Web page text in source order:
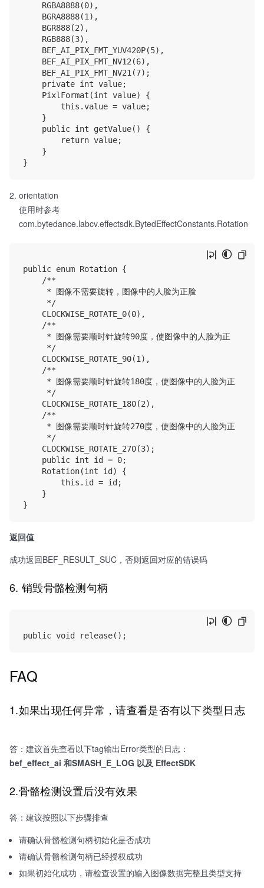
    RGBA8888(0),
    BGRA8888(1),
    BGR888(2),
    RGB888(3),
    BEF_AI_PIX_FMT_YUV420P(5),
    BEF_AI_PIX_FMT_NV12(6),
    BEF_AI_PIX_FMT_NV21(7);
    private int value;
    PixlFormat(int value) {
        this.value = value;
    }
    public int getValue() {
        return value;
    }
orientation
使用时参考
com.bytedance.labcv.effectsdk.BytedEffectConstants.Rotation
public enum Rotation {
    /**
     * 图像不需要旋转，图像中的人脸为正脸
     */
    CLOCKWISE_ROTATE_0(0),
    /**
     * 图像需要顺时针旋转90度，使图像中的人脸为正
     */
    CLOCKWISE_ROTATE_90(1),
    /**
     * 图像需要顺时针旋转180度，使图像中的人脸为正
     */
    CLOCKWISE_ROTATE_180(2),
    /**
     * 图像需要顺时针旋转270度，使图像中的人脸为正
     */
    CLOCKWISE_ROTATE_270(3);
    public int id = 0;
    Rotation(int id) {
        this.id = id;
    }
返回值
成功返回BEF_RESULT_SUC，否则返回对应的错误码
6. 销毁骨骼检测句柄
FAQ
1.如果出现任何异常，请查看是否有以下类型日志
答：建议首先查看以下tag输出Error类型的日志：
bef_effect_ai 和SMASH_E_LOG 以及 EffectSDK
2.骨骼检测设置后没有效果
答：建议按照以下步骤排查
请确认骨骼检测句柄初始化是否成功
请确认骨骼检测句柄已经授权成功
如果初始化成功，请检查设置的输入图像数据完整且类型支持